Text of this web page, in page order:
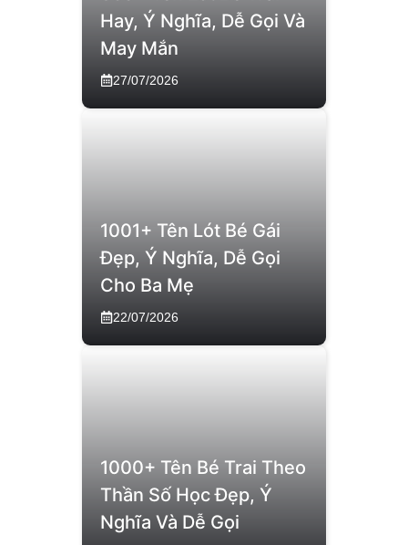
Hay, Ý Nghĩa, Dễ Gọi Và
May Mắn
27/07/2026
1001+ Tên Lót Bé Gái
Đẹp, Ý Nghĩa, Dễ Gọi
Cho Ba Mẹ
22/07/2026
1000+ Tên Bé Trai Theo
Thần Số Học Đẹp, Ý
Nghĩa Và Dễ Gọi